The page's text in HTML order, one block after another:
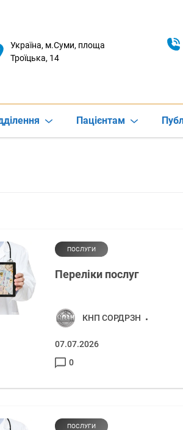
Україна, м.Суми, площа
Троїцька, 14
Пацієнтам
ПОСЛУГИ
Переліки послуг
КНП СОРДРЗН
07.07.2026
0
ПОСЛУГИ